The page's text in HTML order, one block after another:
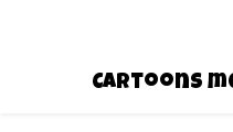
Cartoons